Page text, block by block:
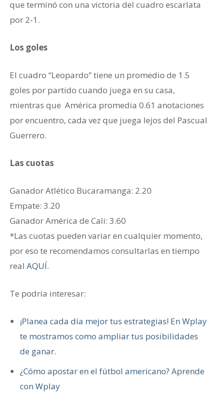
que terminó con una victoria del cuadro escarlata
por 2-1.
Los goles
El cuadro “Leopardo” tiene un promedio de 1.5
goles por partido cuando juega en su casa,
mientras que América promedia 0.61 anotaciones
por encuentro, cada vez que juega lejos del Pascual
Guerrero.
Las cuotas
Ganador ‎Atlético Bucaramanga: 2.20
Empate: 3.20
Ganador ‎América de Cali: 3.60
*Las cuotas pueden variar en cualquier momento,
por eso te recomendamos consultarlas en tiempo
real AQUÍ.
Te podría interesar:
¡Planea cada día mejor tus estrategias! En Wplay
te mostramos como ampliar tus posibilidades
de ganar.
¿Cómo apostar en el fútbol americano? Aprende
con Wplay